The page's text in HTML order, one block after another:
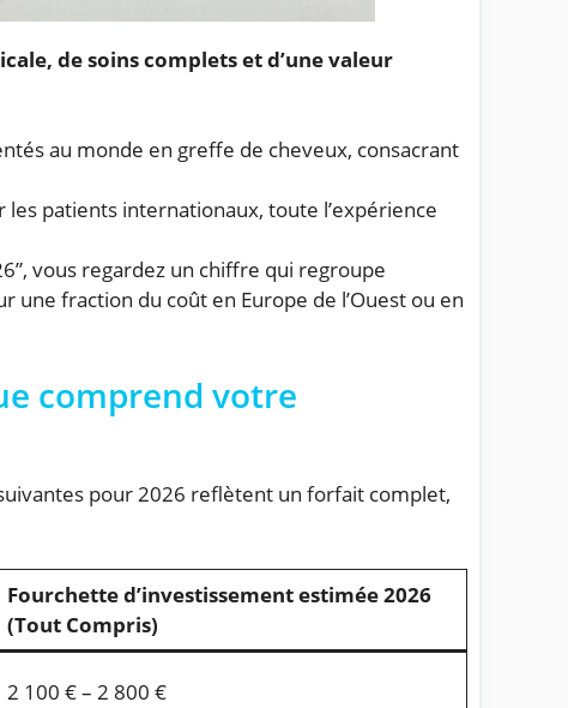
de soins complets et d’une valeur
au monde en greffe de cheveux, consacrant
patients internationaux, toute l’expérience
vous regardez un chiffre qui regroupe
fraction du coût en Europe de l’Ouest ou en
comprend votre
pour 2026 reflètent un forfait complet,
Fourchette d’investissement estimée 2026
(Tout Compris)
2 100 € – 2 800 €